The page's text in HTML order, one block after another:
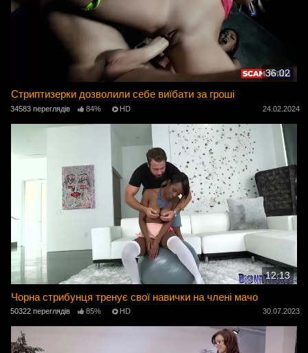
36:02
Стриптизерки дозволили себе виїбати за гроші
34583 переглядів 84% HD 24.02.2024
12:13
Чорна стрибунця тренує свої навички на члені мачо
50322 переглядів 85% HD 30.07.2023